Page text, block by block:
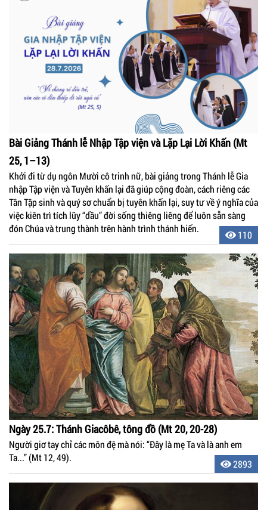
Bài Giảng Thánh lễ Nhập Tập viện và Lặp Lại Lời Khấn (Mt
25, 1–13)
Khởi đi từ dụ ngôn Mười cô trinh nữ, bài giảng trong Thánh lễ Gia
nhập Tập viện và Tuyên khấn lại đã giúp cộng đoàn, cách riêng các
Tân Tập sinh và quý sơ chuẩn bị tuyên khấn lại, suy tư về ý nghĩa của
việc kiên trì tích lũy “dầu” đời sống thiêng liêng để luôn sẵn sàng
đón Chúa và trung thành trên hành trình thánh hiến.
110
Ngày 25.7: Thánh Giacôbê, tông đồ (Mt 20, 20-28)
Người giơ tay chỉ các môn đệ mà nói: “Đây là mẹ Ta và là anh em
Ta...” (Mt 12, 49).
2893